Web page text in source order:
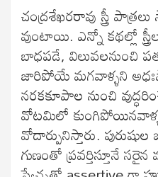
చంద్రశేఖరరావు స్త్రీ
వుంటాయి. ఎన్నో కథల్లో
బాధపడే, విలువలనుంచి
జారిపోయే మగవాళ్ళని
నరకకూపాల నుంచి
వోటమిలో
వోదార్పునిస్తారు.
గుణంతో ప్రవర్తిస్తూనే